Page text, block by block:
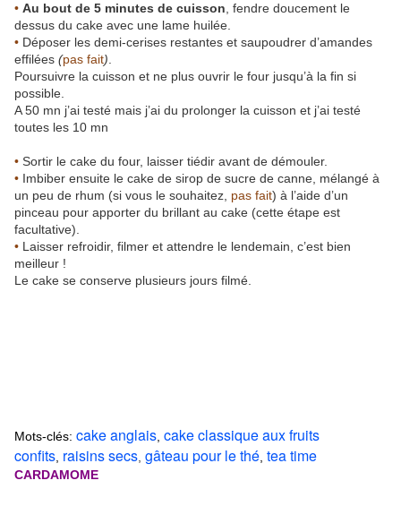
• Au bout de 5 minutes de cuisson , fendre doucement le
dessus du cake avec une lame huilée.
• Déposer les demi-cerises restantes et saupoudrer d’amandes
effilées (pas fait)
Poursuivre la cuisson et ne plus ouvrir le four jusqu’à la fin si
possible.
A 50 mn j’ai testé mais j’ai du prolonger la cuisson et j’ai testé
toutes les 10 mn
• Sortir le cake du four, laisser tiédir avant de démouler.
• Imbiber ensuite le cake de sirop de sucre de canne, mélangé à
un peu de rhum (si vous le souhaitez, pas fait) à l’aide d’un
pinceau pour apporter du brillant au cake (cette étape est
facultative).
• Laisser refroidir, filmer et attendre le lendemain, c’est bien
meilleur !
Le cake se conserve plusieurs jours filmé.
Mots-clés: cake anglais cake classique aux fruits
confits raisins secs gâteau pour le thé tea time
CARDAMOME